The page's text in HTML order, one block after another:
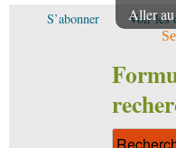
Aller
S’abonner Voir les